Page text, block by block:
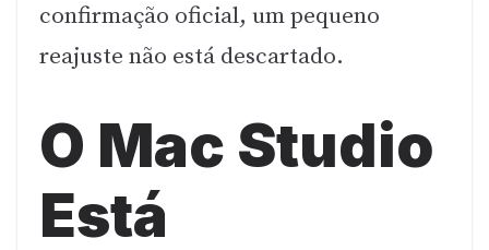
confirmação oficial, um pequeno
reajuste não está descartado.
O Mac Studio
Está